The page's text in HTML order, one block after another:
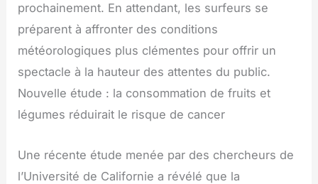
prochainement. En attendant, les surfeurs se
préparent à affronter des conditions
météorologiques plus clémentes pour offrir un
spectacle à la hauteur des attentes du public.
Nouvelle étude : la consommation de fruits et
légumes réduirait le risque de cancer
Une récente étude menée par des chercheurs de
l’Université de Californie a révélé que la